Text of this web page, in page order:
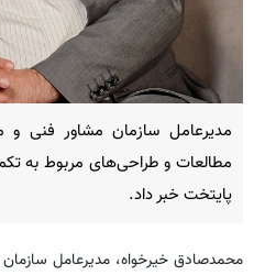
مدیرعامل سازمان مشاور فنی و
پایتخت خبر داد.
محمدصادق خیرخواه، مدیرعامل